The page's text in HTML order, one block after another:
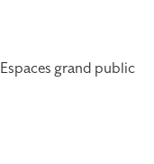
Espaces grand public